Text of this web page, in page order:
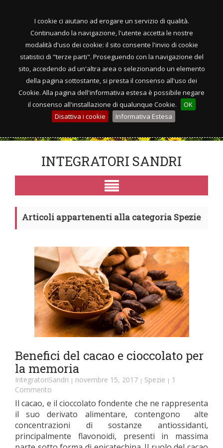
I cookie ci aiutano ad erogare un servizio di qualità.
Continuando la navigazione, l'utente accetta le nostre
modalità d'uso dei cookie: il sito consente l'invio di cookie
statistici di "terze parti". Proseguendo con la navigazione del
sito, accedendo ad un'altra area o selezionando un elemento
della pagina sottostante, si presta il consenso all'uso dei
Cookie. Alla pagina dell'informativa estesa è possibile negare
il consenso all'installazione di qualunque Cookie.
OK
Disattiva i cookie
Informativa Estesa
INTEGRATORI SANDRI
Articoli appartenenti alla categoria Spezie
Benefici del cacao e cioccolato per
la memoria
IntegratoriSandri | novembre 15, 2017 | Spezie | 1
Commento
Il cacao, e il cioccolato fondente che ne rappresenta
il suo derivato alimentare, contengono alte
concentrazioni di sostanze antiossidanti,
principalmente flavonoidi, presenti in massima